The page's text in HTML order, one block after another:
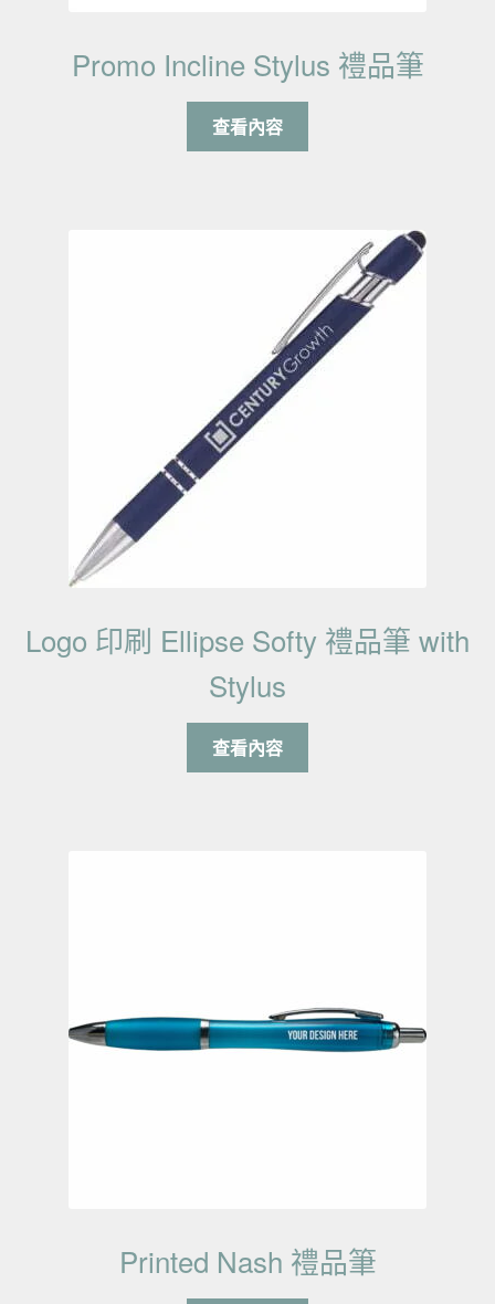
Promo Incline Stylus 禮品筆
查看內容
Logo 印刷 Ellipse Softy 禮品筆 with
Stylus
查看內容
Printed Nash 禮品筆